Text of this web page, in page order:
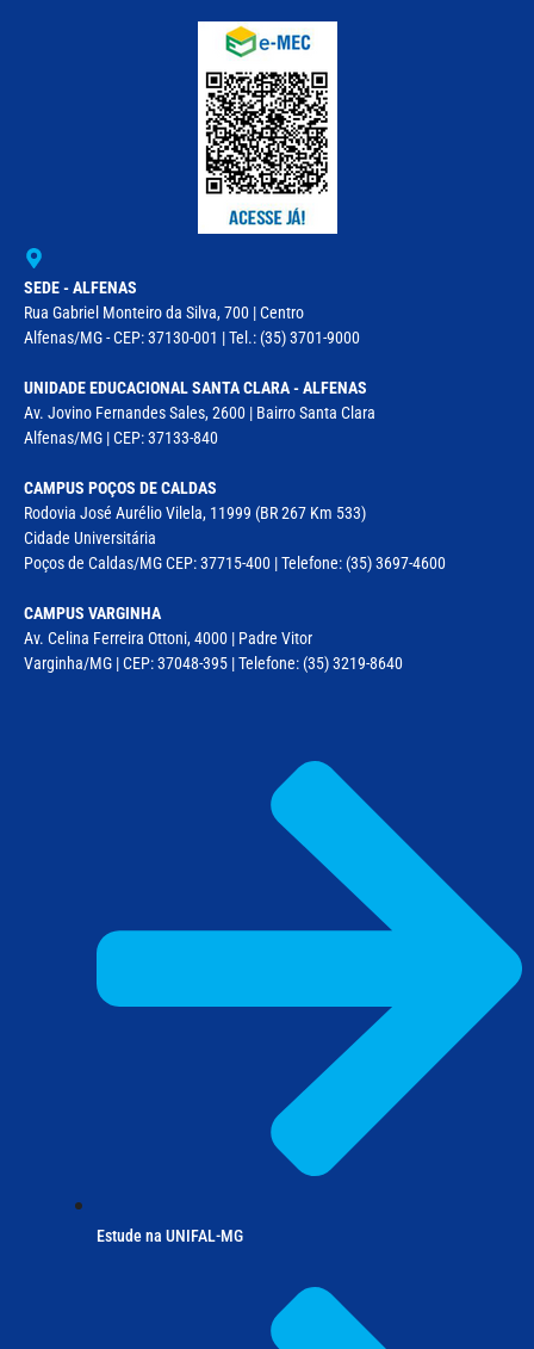
SEDE - ALFENAS
Rua Gabriel Monteiro da Silva, 700 | Centro
Alfenas/MG - CEP: 37130-001 | Tel.: (35) 3701-9000
UNIDADE EDUCACIONAL SANTA CLARA - ALFENAS
Av. Jovino Fernandes Sales, 2600 | Bairro Santa Clara
Alfenas/MG | CEP: 37133-840
CAMPUS POÇOS DE CALDAS
Rodovia José Aurélio Vilela, 11999 (BR 267 Km 533)
Cidade Universitária
Poços de Caldas/MG CEP: 37715-400 | Telefone: (35) 3697-4600
CAMPUS VARGINHA
Av. Celina Ferreira Ottoni, 4000 | Padre Vitor
Varginha/MG | CEP: 37048-395 | Telefone: (35) 3219-8640
Estude na UNIFAL-MG